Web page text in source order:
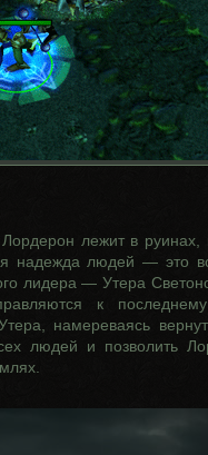
лежит в руинах,
надежда людей — это
лидера — Утера
к
намереваясь
людей и позволить